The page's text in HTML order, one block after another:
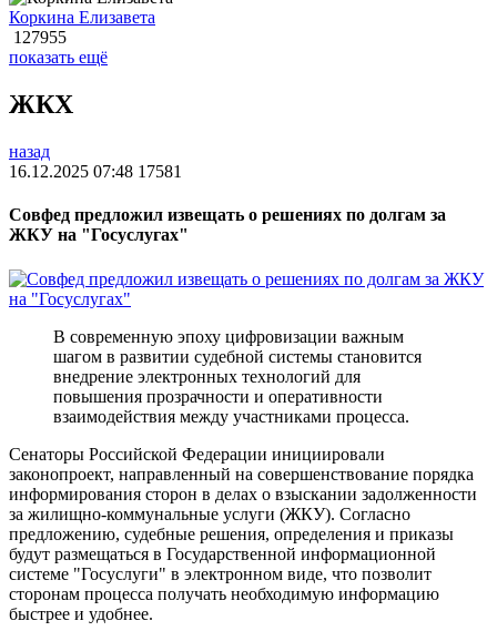
Коркина Елизавета
127955
показать ещё
ЖКХ
назад
16.12.2025 07:48 17581
Совфед предложил извещать о решениях по долгам за
ЖКУ на "Госуслугах"
В современную эпоху цифровизации важным
шагом в развитии судебной системы становится
внедрение электронных технологий для
повышения прозрачности и оперативности
взаимодействия между участниками процесса.
Сенаторы Российской Федерации инициировали
законопроект, направленный на совершенствование порядка
информирования сторон в делах о взыскании задолженности
за жилищно-коммунальные услуги (ЖКУ). Согласно
предложению, судебные решения, определения и приказы
будут размещаться в Государственной информационной
системе "Госуслуги" в электронном виде, что позволит
сторонам процесса получать необходимую информацию
быстрее и удобнее.